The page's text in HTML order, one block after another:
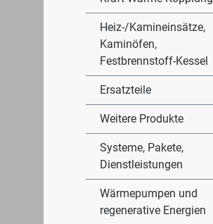
Heiz-/Kamineinsätze,
Kaminöfen,
Festbrennstoff-Kessel
Ersatzteile
Weitere Produkte
Systeme, Pakete,
Dienstleistungen
Wärmepumpen und
regenerative Energien